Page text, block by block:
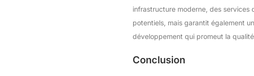
infrastructure moderne, des services
potentiels, mais garantit également
développement qui promeut la
Conclusion